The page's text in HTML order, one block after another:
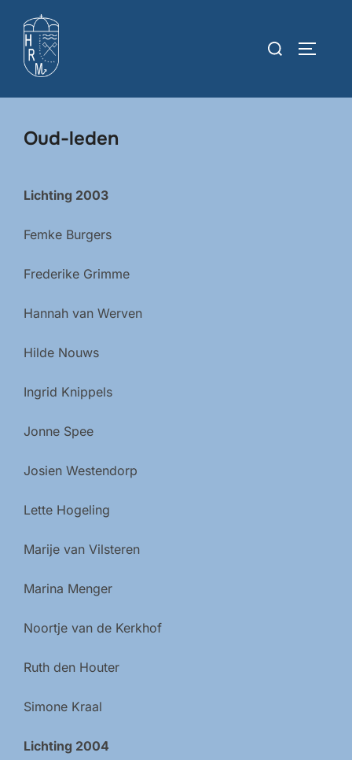
naar
inhoud
Zoek
Oud-leden
Lichting 2003
Femke Burgers
Frederike Grimme
Hannah van Werven
Hilde Nouws
Ingrid Knippels
Jonne Spee
Josien Westendorp
Lette Hogeling
Marije van Vilsteren
Marina Menger
Noortje van de Kerkhof
Ruth den Houter
Simone Kraal
Lichting 2004